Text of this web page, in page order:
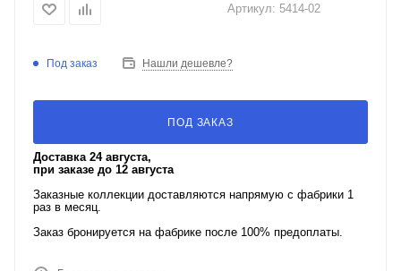
Артикул: 5414-02
Под заказ Нашли дешевле?
ПОД ЗАКАЗ
Доставка 24 августа,
при заказе до 12 августа
Заказные коллекции доставляются напрямую с фабрики 1
раз в месяц.
Заказ бронируется на фабрике после 100% предоплаты.